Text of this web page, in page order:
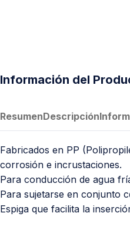
Información del
ResumenDescripción
Fabricados en PP
corrosión e incrustaciones.
Para conducción de agua
Para sujetarse en conjunto
Espiga que facilita la